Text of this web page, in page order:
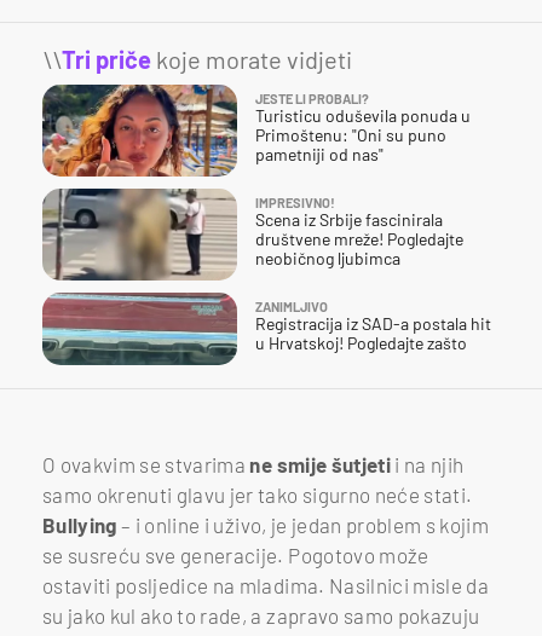
\\Tri priče koje morate vidjeti
JESTE LI PROBALI?
Turisticu oduševila ponuda u
Primoštenu: "Oni su puno
pametniji od nas"
IMPRESIVNO!
Scena iz Srbije fascinirala
društvene mreže! Pogledajte
neobičnog ljubimca
ZANIMLJIVO
Registracija iz SAD-a postala hit
u Hrvatskoj! Pogledajte zašto
O ovakvim se stvarima ne smije šutjetii na njih
samo okrenuti glavu jer tako sigurno neće stati.
Bullying – i online i uživo, je jedan problem s kojim
se susreću sve generacije. Pogotovo može
ostaviti posljedice na mladima. Nasilnici misle da
su jako kul ako to rade, a zapravo samo pokazuju